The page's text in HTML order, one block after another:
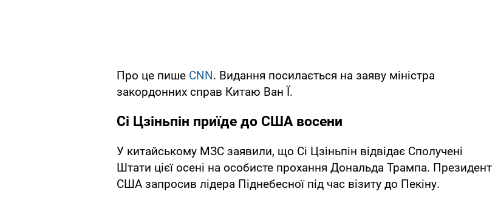
Про це пише CNN. Видання посилається на заяву міністра
закордонних справ Китаю Ван Ї.
Сі Цзіньпін приїде до США восени
У китайському МЗС заявили, що Сі Цзіньпін відвідає Сполучені
Штати цієї осені на особисте прохання Дональда Трампа. Президент
США запросив лідера Піднебесної під час візиту до Пекіну.